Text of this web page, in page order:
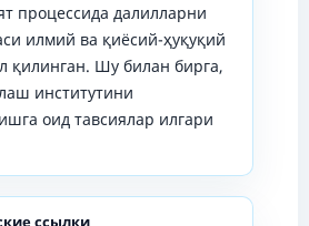
процессида далилларни
илмий ва қиёсий-ҳуқуқий
қилинган. Шу билан бирга,
институтини
оид тавсиялар илгари
ссылки